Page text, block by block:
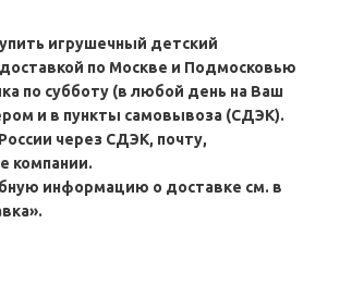
игрушечный детский
по Москве и Подмосковью
по субботу (в любой день на Ваш
и в пункты самовывоза (СДЭК).
через СДЭК, почту,
компании.
информацию о доставке см. в